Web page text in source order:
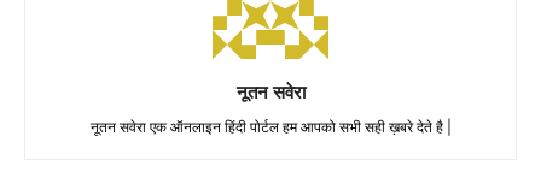
नूतन सवेरा
नूतन सवेरा एक ऑनलाइन हिंदी पोर्टल हम आपको सभी सही ख़बरे देते है |